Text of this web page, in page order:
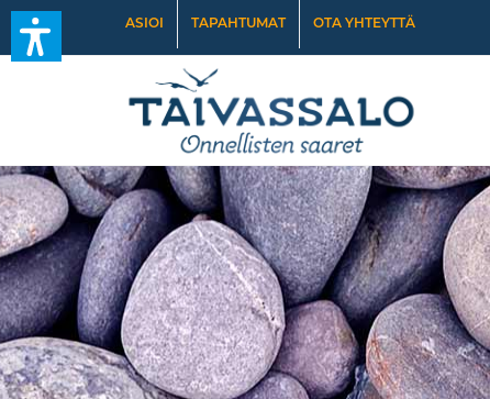
ASIOI TAPAHTUMAT OTA YHTEYTTÄ